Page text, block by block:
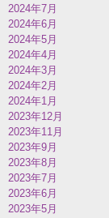
2024年7月
2024年6月
2024年5月
2024年4月
2024年3月
2024年2月
2024年1月
2023年12月
2023年11月
2023年9月
2023年8月
2023年7月
2023年6月
2023年5月